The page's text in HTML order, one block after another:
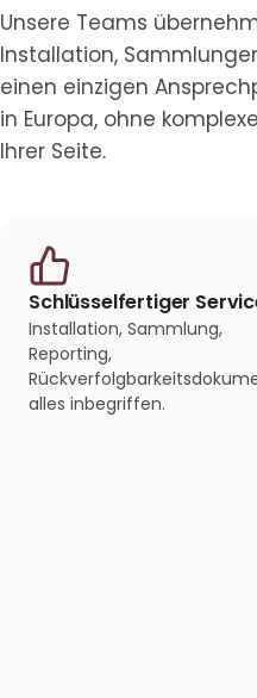
Unsere Teams
Installation,
einen einzigen
in Europa, ohne
Ihrer Seite.
Schlüsselfertiger
Installation, Sammlung,
Reporting,
alles inbegriffen.